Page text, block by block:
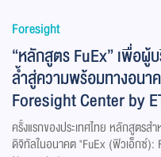
Foresight
“หลักสูตร FuEx” เพื่อผู้
ล้ำสู่ความพร้อมทางอน
Foresight Center by
ครั้งแรกของประเทศไทย หลักสูตรส
ดิจิทัลในอนาคต "FuEx (ฟิวเอ็กซ์